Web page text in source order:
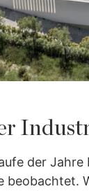
der
beobachtet.